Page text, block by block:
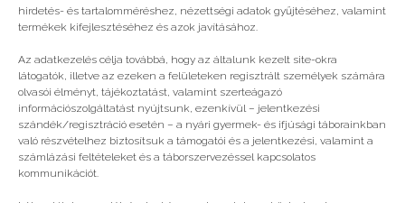
hirdetés- és tartalomméréshez, nézettségi adatok gyűjtéséhez, valamint
termékek kifejlesztéséhez és azok javításához.
Az adatkezelés célja továbbá, hogy az általunk kezelt site-okra
látogatók, illetve az ezeken a felületeken regisztrált személyek számára
olvasói élményt, tájékoztatást, valamint szerteágazó
információszolgáltatást nyújtsunk, ezenkívül – jelentkezési
szándék/regisztráció esetén – a nyári gyermek- és ifjúsági táborainkban
való részvételhez biztosítsuk a támogatói és a jelentkezési, valamint a
számlázási feltételeket és a táborszervezéssel kapcsolatos
kommunikációt.
Még több